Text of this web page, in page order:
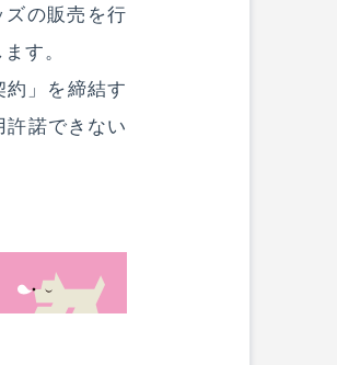
の販売を行
す。
」を締結す
許諾できない